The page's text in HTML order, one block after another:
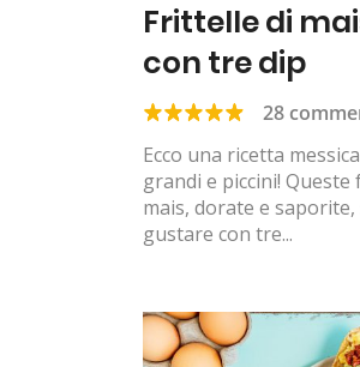
Frittelle di
con tre dip
28
Ecco una ricetta
grandi e piccini!
mais, dorate e
gustare con tre...